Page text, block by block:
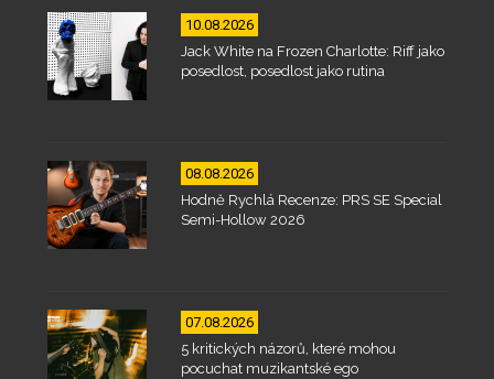
10.08.2026
Jack White na Frozen Charlotte: Riff jako
posedlost, posedlost jako rutina
08.08.2026
Hodně Rychlá Recenze: PRS SE Special
Semi-Hollow 2026
07.08.2026
5 kritických názorů, které mohou
pocuchat muzikantské ego